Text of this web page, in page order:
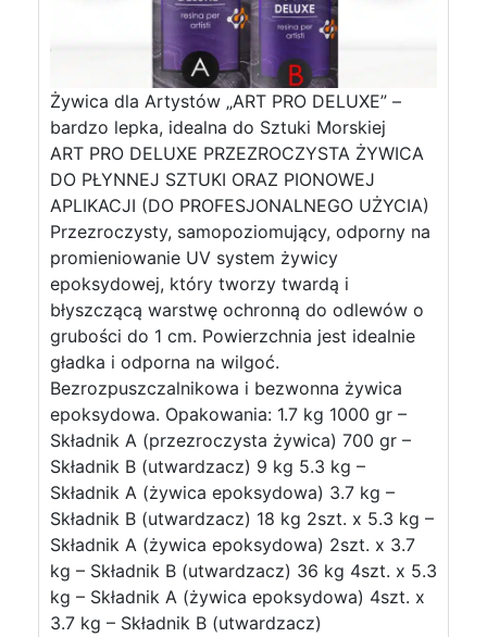
Żywica dla Artystów „ART PRO DELUXE” –
bardzo lepka, idealna do Sztuki Morskiej
ART PRO DELUXE PRZEZROCZYSTA ŻYWICA
DO PŁYNNEJ SZTUKI ORAZ PIONOWEJ
APLIKACJI (DO PROFESJONALNEGO UŻYCIA)
Przezroczysty, samopoziomujący, odporny na
promieniowanie UV system żywicy
epoksydowej, który tworzy twardą i
błyszczącą warstwę ochronną do odlewów o
grubości do 1 cm. Powierzchnia jest idealnie
gładka i odporna na wilgoć.
Bezrozpuszczalnikowa i bezwonna żywica
epoksydowa. Opakowania: 1.7 kg 1000 gr –
Składnik A (przezroczysta żywica) 700 gr –
Składnik B (utwardzacz) 9 kg 5.3 kg –
Składnik A (żywica epoksydowa) 3.7 kg –
Składnik B (utwardzacz) 18 kg 2szt. x 5.3 kg –
Składnik A (żywica epoksydowa) 2szt. x 3.7
kg – Składnik B (utwardzacz) 36 kg 4szt. x 5.3
kg – Składnik A (żywica epoksydowa) 4szt. x
3.7 kg – Składnik B (utwardzacz)